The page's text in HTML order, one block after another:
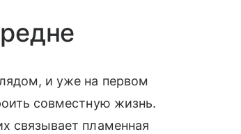
и уже на первом
совместную жизнь.
связывает пламенная